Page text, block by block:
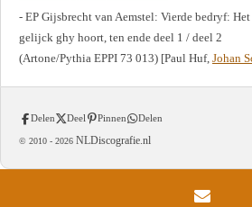
- EP Gijsbrecht van Aemstel: Vierde bedryf:
gelijck ghy hoort, ten ende deel 1 / deel 2
(Artone/Pythia EPPI 73 013) [Paul Huf, Johan
Delen Deel Pinnen Delen
© 2010 - 2026 NLDiscografie.nl